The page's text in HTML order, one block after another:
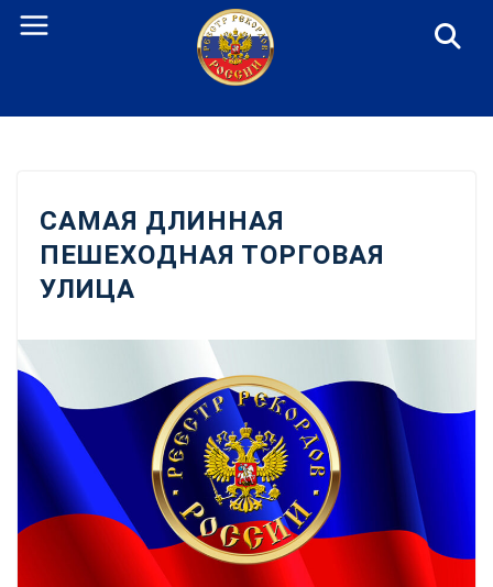
Перейти
САМАЯ ДЛИННАЯ
ПЕШЕХОДНАЯ ТОРГОВАЯ
УЛИЦА